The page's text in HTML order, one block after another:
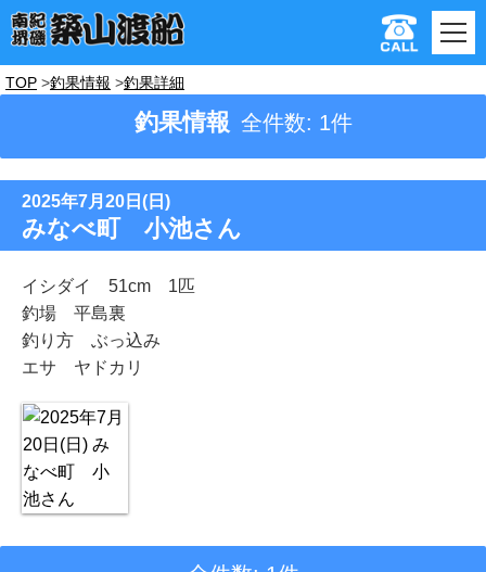
TOP 釣果情報 釣果詳細
釣果情報 全件数: 1件
2025年7月20日(日)
みなべ町 小池さん
イシダイ 51cm 1匹
釣場 平島裏
釣り方 ぶっ込み
エサ ヤドカリ